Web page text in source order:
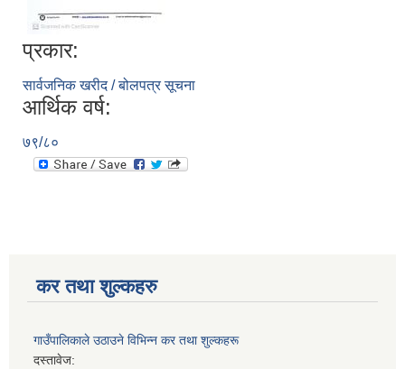
प्रकार:
सार्वजनिक खरीद / बोलपत्र सूचना
आर्थिक वर्ष:
७९/८०
कर तथा शुल्कहरु
गाउँपालिकाले उठाउने विभिन्न कर तथा शुल्कहरू
दस्तावेज: